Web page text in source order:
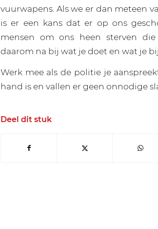
vuurwapens. Als we er dan meteen
is er een kans dat er op ons
mensen om ons heen sterven
daarom na bij wat je doet en wat je
Werk mee als de politie je
hand is en vallen er geen onnodige
Deel dit stuk